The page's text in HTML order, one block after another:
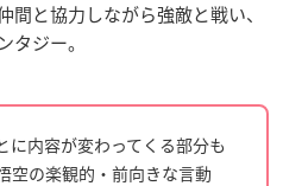
と協力しながら強敵と戦い、
タジー。
に内容が変わってくる部分も
空の楽観的・前向きな言動